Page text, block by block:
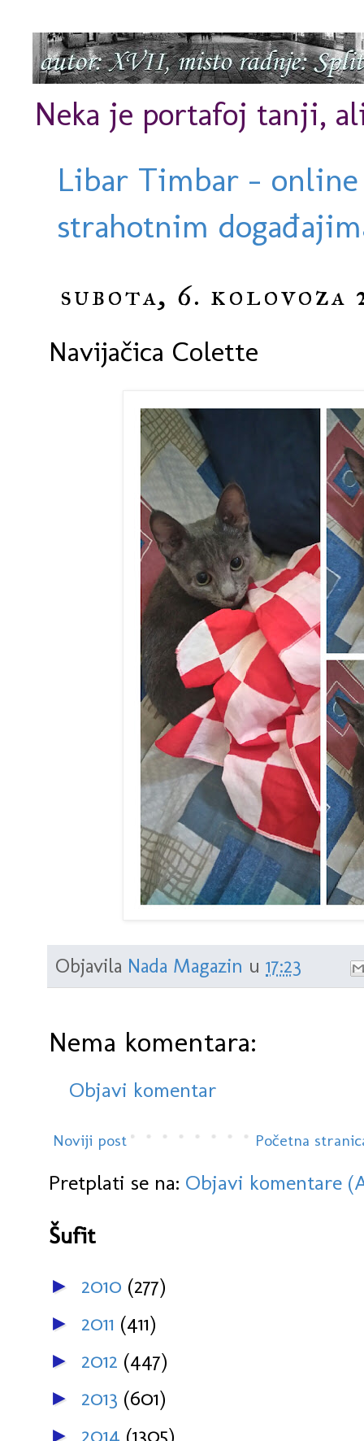
Neka je portafoj tanji,
Libar Timbar -
strahotnim
subota, 6. kolovoza
Navijačica Colette
Objavila Nada Magazin u 17:23
Nema komentara:
Objavi komentar
Noviji post Početna
Pretplati se na: Objavi komentare
Šufit
► 2010 (277)
► 2011 (411)
► 2012 (447)
► 2013 (601)
► 2014 (1305)